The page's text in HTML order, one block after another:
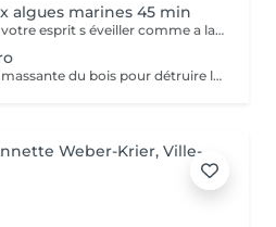
algues marines 45 min
Vous sentez votre corps et votre esprit s éveiller comme a la suite d un bain dans l OCEAN. Vous vous tonicité et leur confort. sentez légère et revitalisée. Vos jambes retrouvent leur tonicité et leur confort
La Maderotherapie:l action massante du bois pour détruire la cellulite. *Active la circulation sanguine et lymphatique *Réduit les tensions musculaires. *Raffermie et tonifie la peau.